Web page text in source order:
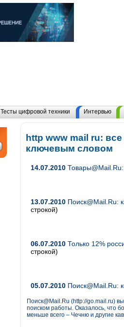
Тесты цифровой техники Интервью
http www mail ru:
ключевым словом
14.07.2010
13.07.2010 Поиск@Mail.Ru:
строкой)
06.07.2010 Только 12%
строкой)
05.07.2010 Поиск@Mail.Ru:
Поиск@Mail.Ru (http://go.mail.ru)
поиском работы. Оказалось, что
меньше всего – Чечню и другие